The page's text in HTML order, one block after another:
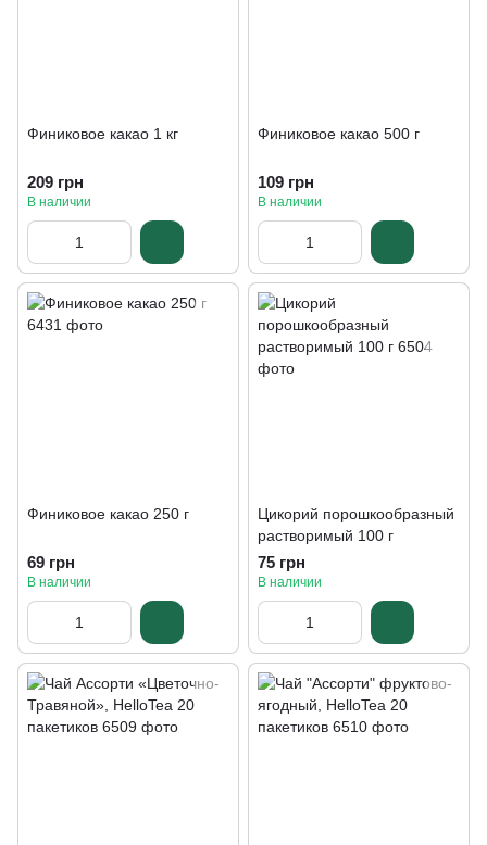
Финиковое какао 1 кг
209 грн
В наличии
Финиковое какао 500 г
109 грн
В наличии
Финиковое какао 250 г
69 грн
В наличии
Цикорий порошкообразный
растворимый 100 г
75 грн
В наличии